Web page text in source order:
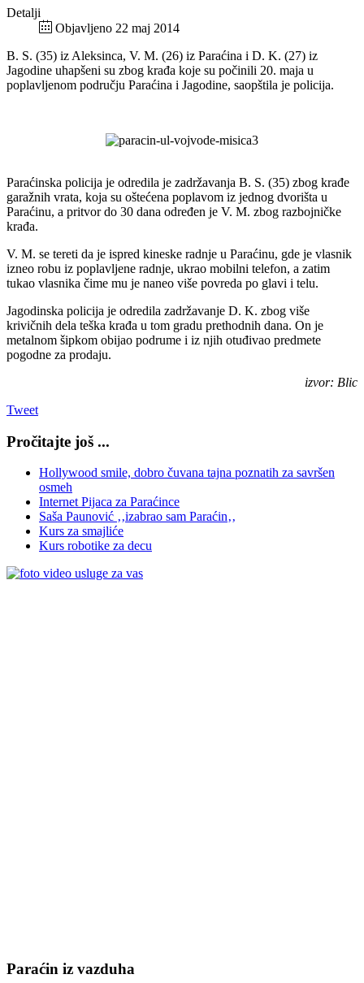
Detalji
Objavljeno 22 maj 2014
B. S. (35) iz Aleksinca, V. M. (26) iz Paraćina i D. K. (27) iz
Jagodine uhapšeni su zbog krađa koje su počinili 20. maja u
poplavljenom području Paraćina i Jagodine, saopštila je policija.
Paraćinska policija je odredila je zadržavanja B. S. (35) zbog krađe
garažnih vrata, koja su oštećena poplavom iz jednog dvorišta u
Paraćinu, a pritvor do 30 dana određen je V. M. zbog razbojničke
krađa.
V. M. se tereti da je ispred kineske radnje u Paraćinu, gde je vlasnik
izneo robu iz poplavljene radnje, ukrao mobilni telefon, a zatim
tukao vlasnika čime mu je naneo više povreda po glavi i telu.
Jagodinska policija je odredila zadržavanje D. K. zbog više
krivičnih dela teška krađa u tom gradu prethodnih dana. On je
metalnom šipkom obijao podrume i iz njih otuđivao predmete
pogodne za prodaju.
izvor: Blic
Tweet
Pročitajte još ...
Hollywood smile, dobro čuvana tajna poznatih za savršen
osmeh
Internet Pijaca za Paraćince
Saša Paunović ‚‚izabrao sam Paraćin‚‚
Kurs za smajliće
Kurs robotike za decu
Paraćin iz vazduha